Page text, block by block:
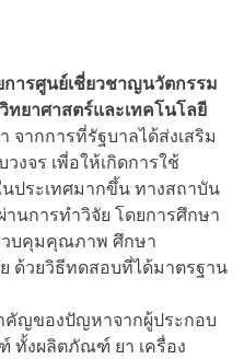
ารศูนย์เชี่ยวชาญนวัตกรรม
ยาศาสตร์และเทคโนโลยี
า จากการที่รัฐบาลได้ส่งเสริม
งจร เพี่อให้เกิดการใช้
ประเทศมากขึ้น ทางสถาบัน
นการทำวิจัย โดยการศึกษา
วบคุมคุณภาพ ศึกษา
ด้วยวิธีทดสอบที่ได้มาตรฐาน
คัญของปัญหาจากผู้ประกอบ
ทั้งผลิตภัณฑ์ ยา เครื่อง